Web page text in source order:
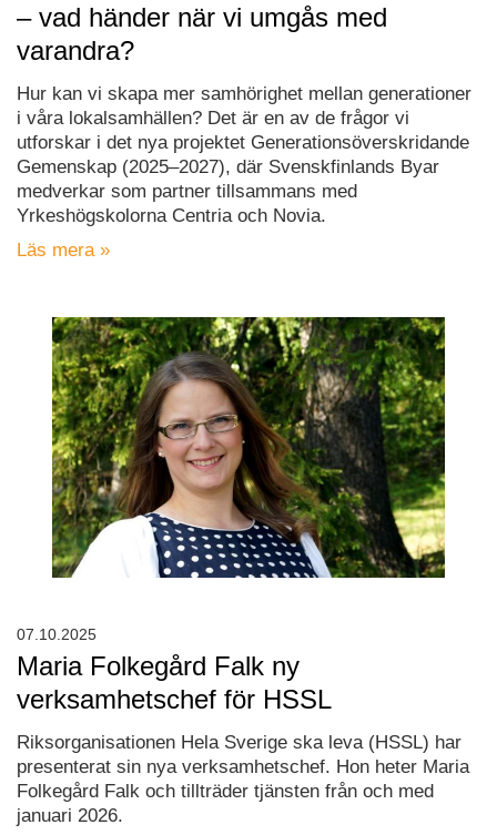
– vad händer när vi umgås med
varandra?
Hur kan vi skapa mer samhörighet mellan generationer
i våra lokalsamhällen? Det är en av de frågor vi
utforskar i det nya projektet Generationsöverskridande
Gemenskap (2025–2027), där Svenskfinlands Byar
medverkar som partner tillsammans med
Yrkeshögskolorna Centria och Novia.
Läs mera »
Maria Folkegård Falk ny
verksamhetschef för HSSL
Riksorganisationen Hela Sverige ska leva (HSSL) har
presenterat sin nya verksamhetschef. Hon heter Maria
Folkegård Falk och tillträder tjänsten från och med
januari 2026.
07.10.2025